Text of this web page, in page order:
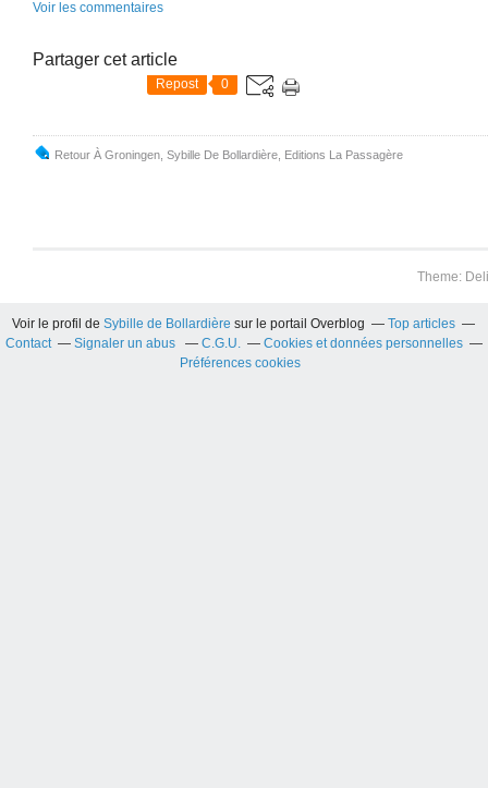
Voir les commentaires
Partager cet article
Repost 0
Retour À Groningen, Sybille De Bollardière, Editions La Passagère
Theme:
Voir le profil deSybille de Bollardière sur le portail Overblog
Top articles
Contact
Signaler un abus C.G.U.
Cookies et données personnelles
Préférences cookies